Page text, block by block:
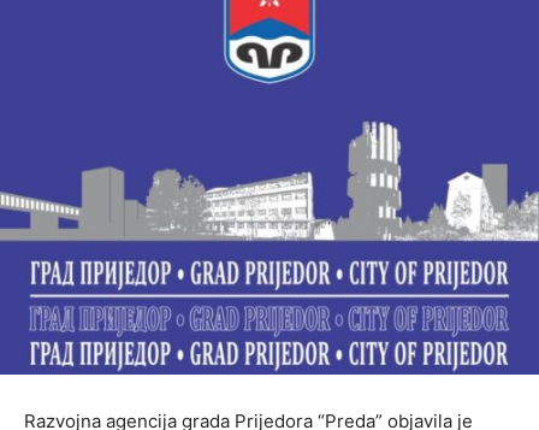
Razvojna agencija grada Prijedora “Preda” objavila je